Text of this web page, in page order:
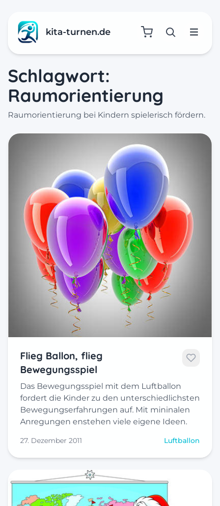
kita-turnen.de SucheMenü
Schlagwort:
Raumorientierung
Raumorientierung bei Kindern spielerisch fördern.
Flieg Ballon, flieg
Bewegungsspiel
Das Bewegungsspiel mit dem Luftballon
fordert die Kinder zu den unterschiedlichsten
Bewegungserfahrungen auf. Mit mininalen
Anregungen enstehen viele eigene Ideen.
27. Dezember 2011 Luftballon